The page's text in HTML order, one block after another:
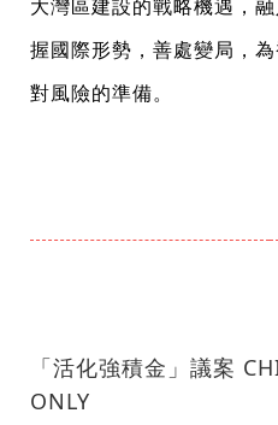
大灣區建設的戰略機遇，
握國際形勢，善處變局，
對風險的準備。
「活化強積金」議案
ONLY